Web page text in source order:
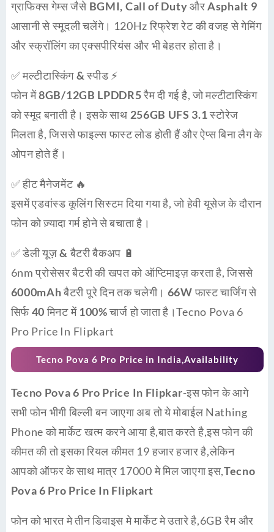
ग्राफिक्स गेम्स जैसे BGMI, Call of Duty और Asphalt 9
आसानी से स्मूदली चलेंगे। 120Hz रिफ्रेश रेट की वजह से गेमिंग
और स्क्रॉलिंग का एक्सपीरियंस और भी बेहतर होता है।
✅मल्टीटास्किंग & स्पीड ⚡
फोन में8GB/12GB LPDDR5 रैमदी गई है, जो मल्टीटास्किंग
को स्मूद बनाती है। इसके साथ 256GB UFS 3.1 स्टोरेज
मिलता है, जिससे फाइल्स फास्ट लोड होती हैं और ऐप्स बिना लैग के
ओपन होते हैं।
✅हीट मैनेजमेंट 🔥
इसमेंएडवांस्ड कूलिंग सिस्टमदिया गया है, जो हेवी यूसेज के दौरान
फोन को ज़्यादा गर्म होने से बचाता है।
✅डेली यूज़ & बैटरी बैकअप 🔋
6nm प्रोसेसर बैटरी की खपत को ऑप्टिमाइज़ करता है, जिससे
6000mAh बैटरीपूरे दिन तक चलेगी। 66W फास्ट चार्जिंगसे
सिर्फ40 मिनट में 100% चार्जहो जाता है।Tecno Pova 6
Pro Price In Flipkart
Tecno Pova 6 Pro Price in India,Availability
Tecno Pova 6 Pro Price In Flipkar-इस फोन के आगे
सभी फोन भीगी बिल्ली बन जाएगा अब तो ये मोबाईल Nathing
Phone को मार्केट खत्म करने आया है,बात करते है,इस फोन की
कीमत की तो इसका रियल कीमत 19 हजार हजार है,लेकिन
आपको ऑफर के साथ मात्र 17000 मे मिल जाएगा इस,Tecno
Pova 6 Pro Price In Flipkart
फोन को भारत मे तीन डिवाइस मे मार्केट मे उतारे है,6GB रैम और